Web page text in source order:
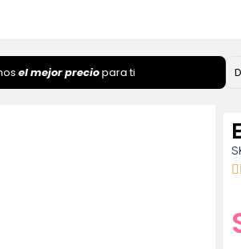
el mejor preciopara ti